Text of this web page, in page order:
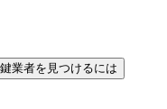
業者を見つけるには